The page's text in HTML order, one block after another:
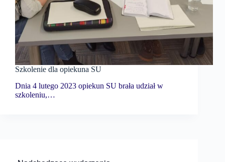
Szkolenie dla opiekuna SU
Dnia 4 lutego 2023 opiekun SU brała udział w
szkoleniu,…